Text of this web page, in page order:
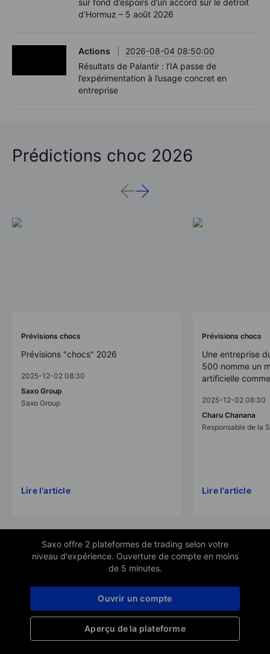
d’Hormuz – 5 août 2026
Actions
2026-08-04 08:50:00
Résultats de Palantir : l’IA passe de
l’expérimentation à l’usage concret en
entreprise
Prédictions choc 2026
Prévisions chocs
Prévisions "chocs" 2026
2025-12-02 08:30
Saxo Group
Saxo Group
Lire l'article
Prévisions chocs
Une entreprise
500 nomme un
artificielle
2025-12-02 08:30
Charu Chanana
Responsable de la
Lire l'article
Saxo offre 2 plateformes de trading selon votre
niveau d'expérience. Ouverture de compte en moins
de 5 minutes.
Aperçu de la plateforme
Ouvrir un compte